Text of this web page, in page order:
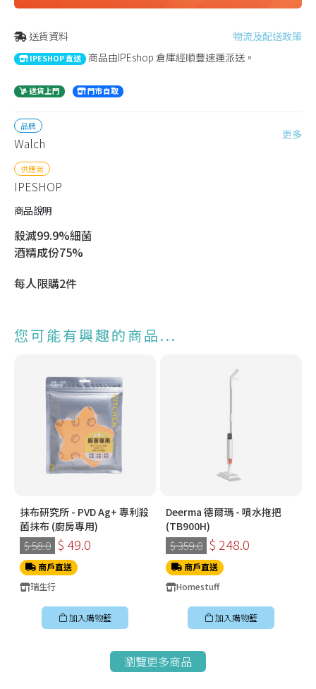
送貨資料 物流及配送政策
IPESHOP 直送 商品由IPEshop 倉庫經順豐速運派送。
送貨上門 門市自取
品牌
Walch
更多
供應商
IPESHOP
商品說明
殺滅99.9%細菌
酒精成份75%
每人限購2件
您可能有興趣的商品...
抹布研究所 - PVD Ag+ 專利殺
菌抹布 (廚房專用)
$ 58.0 $ 49.0
商戶直送
瑞生行
加入購物籃
Deerma 德爾瑪 - 噴水拖把
(TB900H)
$ 359.0 $ 248.0
商戶直送
Homestuff
加入購物籃
瀏覽更多商品